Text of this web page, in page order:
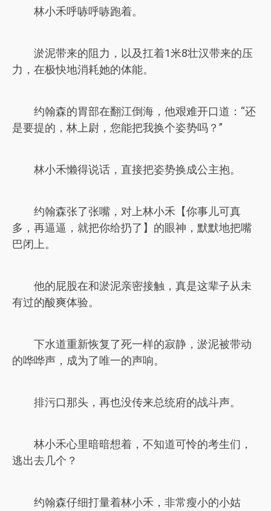
林小禾呼哧呼哧跑着。
淤泥带来的阻力，以及扛着1米8壮汉带来的压
力，在极快地消耗她的体能。
约翰森的胃部在翻江倒海，他艰难开口道：“还
是要提的，林上尉，您能把我换个姿势吗？”
林小禾懒得说话，直接把姿势换成公主抱。
约翰森张了张嘴，对上林小禾【你事儿可真
多，再逼逼，就把你给扔了】的眼神，默默地把嘴
巴闭上。
他的屁股在和淤泥亲密接触，真是这辈子从未
有过的酸爽体验。
下水道重新恢复了死一样的寂静，淤泥被带动
的哗哗声，成为了唯一的声响。
排污口那头，再也没传来总统府的战斗声。
林小禾心里暗暗想着，不知道可怜的考生们，
逃出去几个？
约翰森仔细打量着林小禾，非常瘦小的小姑